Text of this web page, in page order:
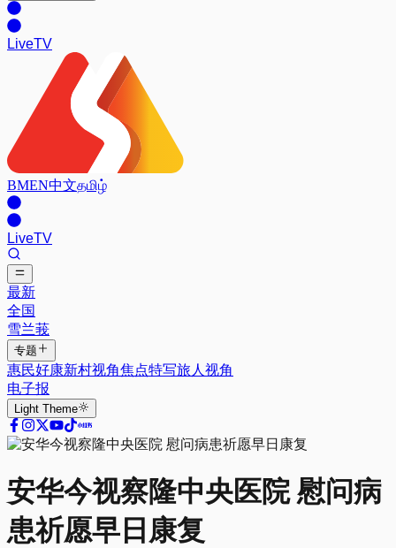
LiveTV
BMEN中文தமிழ்
LiveTV
最新
全国
雪兰莪
专题
惠民好康新村视角焦点特写旅人视角
电子报
Light Theme
安华今视察隆中央医院 慰问病
患祈愿早日康复